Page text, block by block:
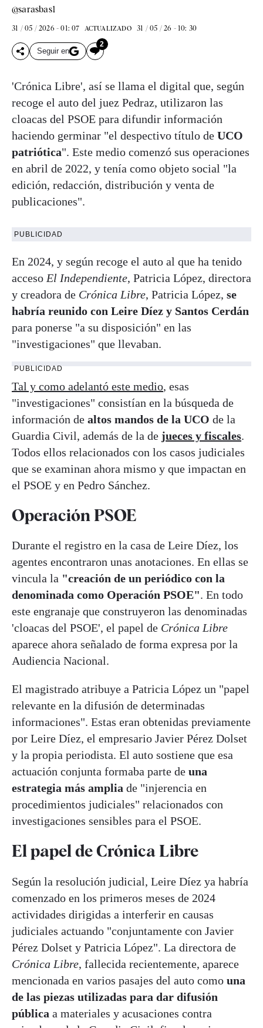
@sarasbas1
31 / 05 / 2026 - 01: 07 ACTUALIZADO 31 / 05 / 26 - 10: 30
Seguir en
2
'Crónica Libre', así se llama el digital que, según
recoge el auto del juez Pedraz, utilizaron las
cloacas del PSOE para difundir información
haciendo germinar "el despectivo título de UCO
patriótica". Este medio comenzó sus operaciones
en abril de 2022, y tenía como objeto social "la
edición, redacción, distribución y venta de
publicaciones".
PUBLICIDAD
En 2024, y según recoge el auto al que ha tenido
acceso El Independiente, Patricia López, directora
y creadora de Crónica Libre, Patricia López, se
habría reunido con Leire Díez y Santos Cerdán
para ponerse "a su disposición" en las
"investigaciones" que llevaban.
PUBLICIDAD
Tal y como adelantó este medio, esas
"investigaciones" consistían en la búsqueda de
información de altos mandos de la UCO de la
Guardia Civil, además de la de jueces y fiscales.
Todos ellos relacionados con los casos judiciales
que se examinan ahora mismo y que impactan en
el PSOE y en Pedro Sánchez.
Operación PSOE
Durante el registro en la casa de Leire Díez, los
agentes encontraron unas anotaciones. En ellas se
vincula la "creación de un periódico con la
denominada como Operación PSOE". En todo
este engranaje que construyeron las denominadas
'cloacas del PSOE', el papel de Crónica Libre
aparece ahora señalado de forma expresa por la
Audiencia Nacional.
El magistrado atribuye a Patricia López un "papel
relevante en la difusión de determinadas
informaciones". Estas eran obtenidas previamente
por Leire Díez, el empresario Javier Pérez Dolset
y la propia periodista. El auto sostiene que esa
actuación conjunta formaba parte de una
estrategia más amplia de "injerencia en
procedimientos judiciales" relacionados con
investigaciones sensibles para el PSOE.
El papel de Crónica Libre
Según la resolución judicial, Leire Díez ya habría
comenzado en los primeros meses de 2024
actividades dirigidas a interferir en causas
judiciales actuando "conjuntamente con Javier
Pérez Dolset y Patricia López". La directora de
Crónica Libre, fallecida recientemente, aparece
mencionada en varios pasajes del auto como una
de las piezas utilizadas para dar difusión
pública a materiales y acusaciones contra